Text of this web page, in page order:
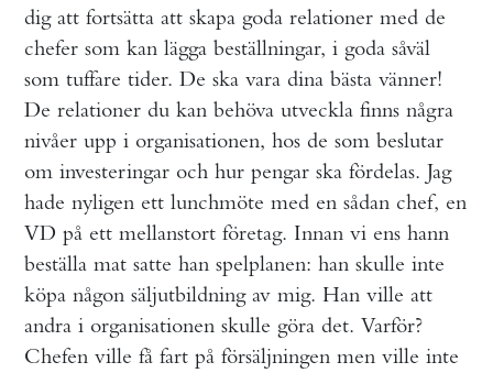
dig att fortsätta att skapa goda relationer med de
chefer som kan lägga beställningar, i goda såväl
som tuffare tider. De ska vara dina bästa vänner!
De relationer du kan behöva utveckla finns några
nivåer upp i organisationen, hos de som beslutar
om investeringar och hur pengar ska fördelas. Jag
hade nyligen ett lunchmöte med en sådan chef, en
VD på ett mellanstort företag. Innan vi ens hann
beställa mat satte han spelplanen: han skulle inte
köpa någon säljutbildning av mig. Han ville att
andra i organisationen skulle göra det. Varför?
Chefen ville få fart på försäljningen men ville inte